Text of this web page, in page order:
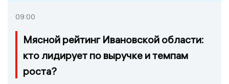
09:00
Мясной рейтинг Ивановской области:
кто лидирует по выручке и темпам
роста?